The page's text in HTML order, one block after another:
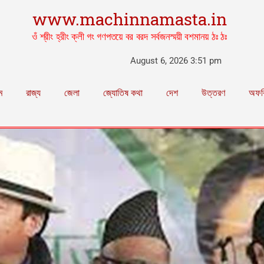
www.machinnamasta.in
ওঁ শ্রীং হ্রীং ক্লী গং গণপতয়ে বর বরদ সর্বজনস্ময়ী বশমানয় ঠঃ ঠঃ
August 6, 2026 3:51 pm
রাজ্য জেলা জ্যোতিষ কথা দেশ উত্তরণ